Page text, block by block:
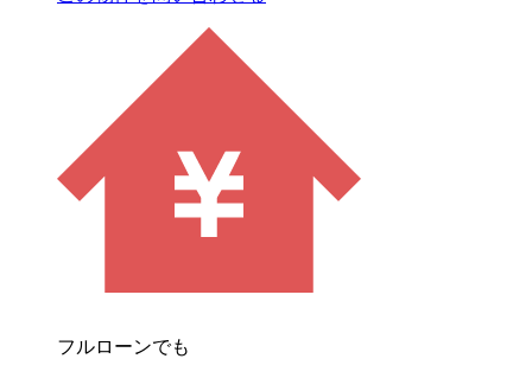
フルローンでも